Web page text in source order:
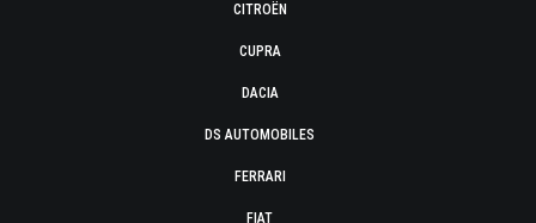
CITROËN
CUPRA
DACIA
DS AUTOMOBILES
FERRARI
FIAT